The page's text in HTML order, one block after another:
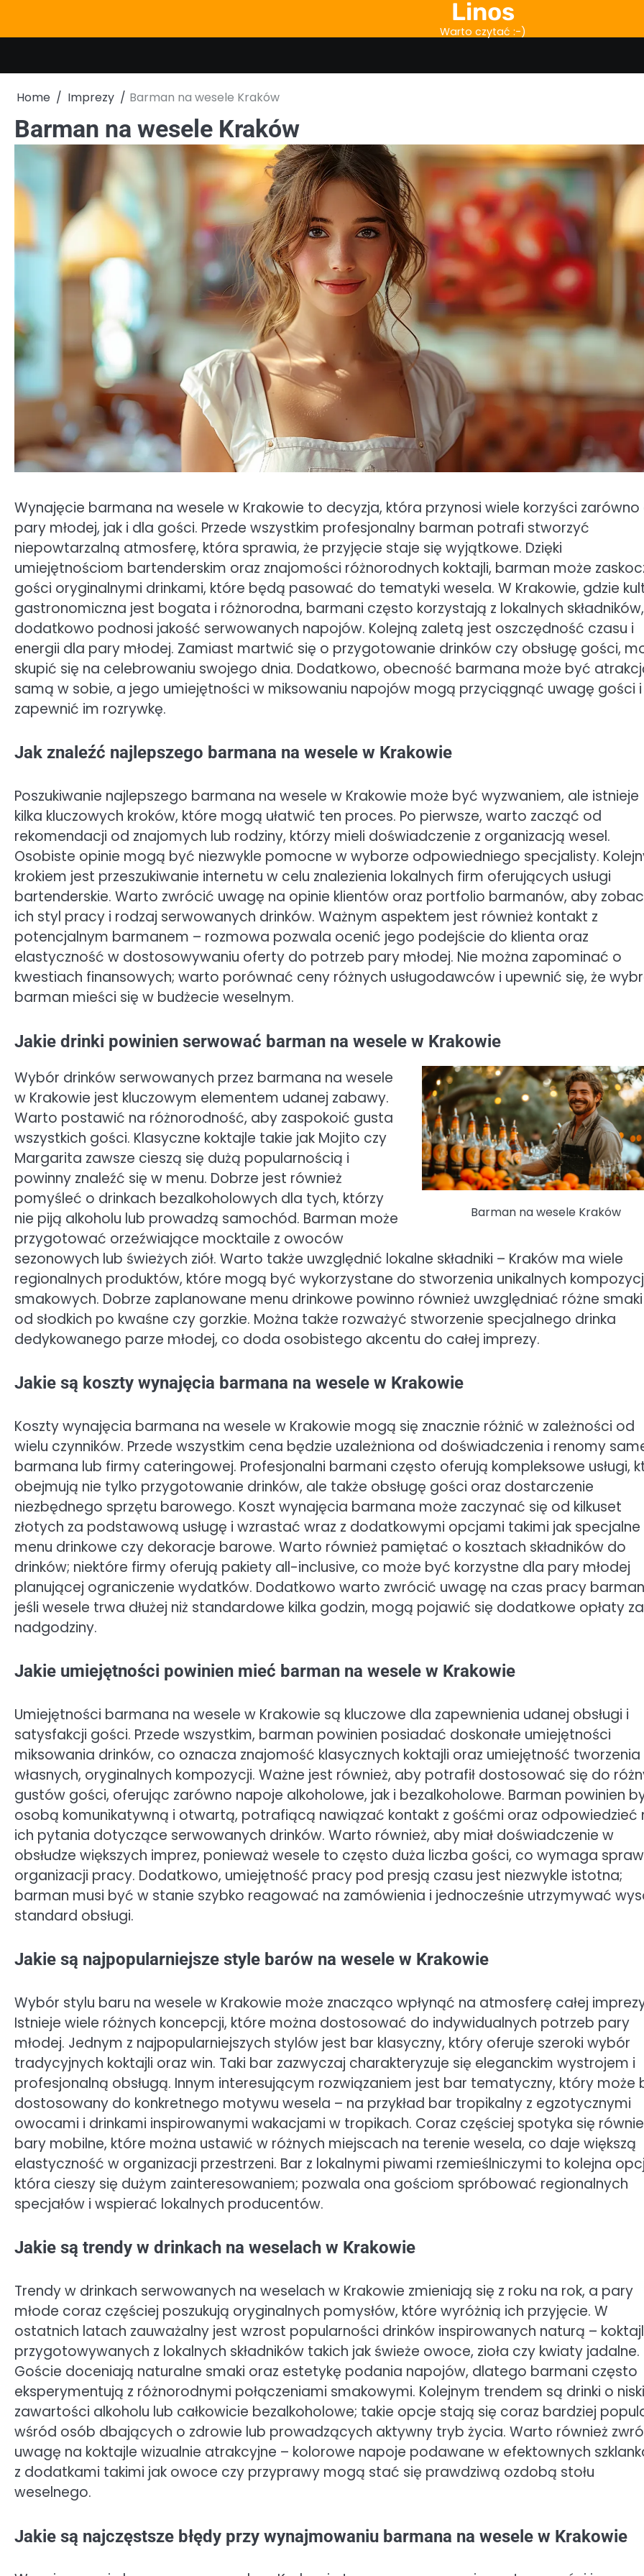
content
Linos
Warto czytać :-)
Home Imprezy Barman na wesele Kraków
Barman na wesele Kraków
Wynajęcie barmana na wesele w Krakowie to decyzja, która przynosi wiele korzyści zarówno
pary młodej, jak i dla gości. Przede wszystkim profesjonalny barman potrafi stworzyć
niepowtarzalną atmosferę, która sprawia, że przyjęcie staje się wyjątkowe. Dzięki
umiejętnościom bartenderskim oraz znajomości różnorodnych koktajli, barman może
gości oryginalnymi drinkami, które będą pasować do tematyki wesela. W Krakowie, gdzie
gastronomiczna jest bogata i różnorodna, barmani często korzystają z lokalnych
dodatkowo podnosi jakość serwowanych napojów. Kolejną zaletą jest oszczędność czasu i
energii dla pary młodej. Zamiast martwić się o przygotowanie drinków czy obsługę gości,
skupić się na celebrowaniu swojego dnia. Dodatkowo, obecność barmana może być
samą w sobie, a jego umiejętności w miksowaniu napojów mogą przyciągnąć uwagę gości i
zapewnić im rozrywkę.
Jak znaleźć najlepszego barmana na wesele w Krakowie
Poszukiwanie najlepszego barmana na wesele w Krakowie może być wyzwaniem, ale istnieje
kilka kluczowych kroków, które mogą ułatwić ten proces. Po pierwsze, warto zacząć od
rekomendacji od znajomych lub rodziny, którzy mieli doświadczenie z organizacją wesel.
Osobiste opinie mogą być niezwykle pomocne w wyborze odpowiedniego specjalisty.
krokiem jest przeszukiwanie internetu w celu znalezienia lokalnych firm oferujących usługi
bartenderskie. Warto zwrócić uwagę na opinie klientów oraz portfolio barmanów, aby
ich styl pracy i rodzaj serwowanych drinków. Ważnym aspektem jest również kontakt z
potencjalnym barmanem – rozmowa pozwala ocenić jego podejście do klienta oraz
elastyczność w dostosowywaniu oferty do potrzeb pary młodej. Nie można zapominać o
kwestiach finansowych; warto porównać ceny różnych usługodawców i upewnić się, że
barman mieści się w budżecie weselnym.
Jakie drinki powinien serwować barman na wesele w Krakowie
Barman na wesele Kraków
Wybór drinków serwowanych przez barmana na wesele
w Krakowie jest kluczowym elementem udanej zabawy.
Warto postawić na różnorodność, aby zaspokoić gusta
wszystkich gości. Klasyczne koktajle takie jak Mojito czy
Margarita zawsze cieszą się dużą popularnością i
powinny znaleźć się w menu. Dobrze jest również
pomyśleć o drinkach bezalkoholowych dla tych, którzy
nie piją alkoholu lub prowadzą samochód. Barman może
przygotować orzeźwiające mocktaile z owoców
sezonowych lub świeżych ziół. Warto także uwzględnić lokalne składniki – Kraków ma wiele
regionalnych produktów, które mogą być wykorzystane do stworzenia unikalnych
smakowych. Dobrze zaplanowane menu drinkowe powinno również uwzględniać różne
od słodkich po kwaśne czy gorzkie. Można także rozważyć stworzenie specjalnego drinka
dedykowanego parze młodej, co doda osobistego akcentu do całej imprezy.
Jakie są koszty wynajęcia barmana na wesele w Krakowie
Koszty wynajęcia barmana na wesele w Krakowie mogą się znacznie różnić w zależności od
wielu czynników. Przede wszystkim cena będzie uzależniona od doświadczenia i renomy
barmana lub firmy cateringowej. Profesjonalni barmani często oferują kompleksowe usługi,
obejmują nie tylko przygotowanie drinków, ale także obsługę gości oraz dostarczenie
niezbędnego sprzętu barowego. Koszt wynajęcia barmana może zaczynać się od kilkuset
złotych za podstawową usługę i wzrastać wraz z dodatkowymi opcjami takimi jak specjalne
menu drinkowe czy dekoracje barowe. Warto również pamiętać o kosztach składników do
drinków; niektóre firmy oferują pakiety all-inclusive, co może być korzystne dla pary młodej
planującej ograniczenie wydatków. Dodatkowo warto zwrócić uwagę na czas pracy
jeśli wesele trwa dłużej niż standardowe kilka godzin, mogą pojawić się dodatkowe opłaty za
nadgodziny.
Jakie umiejętności powinien mieć barman na wesele w Krakowie
Umiejętności barmana na wesele w Krakowie są kluczowe dla zapewnienia udanej obsługi i
satysfakcji gości. Przede wszystkim, barman powinien posiadać doskonałe umiejętności
miksowania drinków, co oznacza znajomość klasycznych koktajli oraz umiejętność tworzenia
własnych, oryginalnych kompozycji. Ważne jest również, aby potrafił dostosować się do
gustów gości, oferując zarówno napoje alkoholowe, jak i bezalkoholowe. Barman powinien
osobą komunikatywną i otwartą, potrafiącą nawiązać kontakt z gośćmi oraz odpowiedzieć
ich pytania dotyczące serwowanych drinków. Warto również, aby miał doświadczenie w
obsłudze większych imprez, ponieważ wesele to często duża liczba gości, co wymaga
organizacji pracy. Dodatkowo, umiejętność pracy pod presją czasu jest niezwykle istotna;
barman musi być w stanie szybko reagować na zamówienia i jednocześnie utrzymywać
standard obsługi.
Jakie są najpopularniejsze style barów na wesele w Krakowie
Wybór stylu baru na wesele w Krakowie może znacząco wpłynąć na atmosferę całej
Istnieje wiele różnych koncepcji, które można dostosować do indywidualnych potrzeb pary
młodej. Jednym z najpopularniejszych stylów jest bar klasyczny, który oferuje szeroki wybór
tradycyjnych koktajli oraz win. Taki bar zazwyczaj charakteryzuje się eleganckim wystrojem i
profesjonalną obsługą. Innym interesującym rozwiązaniem jest bar tematyczny, który może
dostosowany do konkretnego motywu wesela – na przykład bar tropikalny z egzotycznymi
owocami i drinkami inspirowanymi wakacjami w tropikach. Coraz częściej spotyka się
bary mobilne, które można ustawić w różnych miejscach na terenie wesela, co daje większą
elastyczność w organizacji przestrzeni. Bar z lokalnymi piwami rzemieślniczymi to kolejna
która cieszy się dużym zainteresowaniem; pozwala ona gościom spróbować regionalnych
specjałów i wspierać lokalnych producentów.
Jakie są trendy w drinkach na weselach w Krakowie
Trendy w drinkach serwowanych na weselach w Krakowie zmieniają się z roku na rok, a pary
młode coraz częściej poszukują oryginalnych pomysłów, które wyróżnią ich przyjęcie. W
ostatnich latach zauważalny jest wzrost popularności drinków inspirowanych naturą –
przygotowywanych z lokalnych składników takich jak świeże owoce, zioła czy kwiaty jadalne.
Goście doceniają naturalne smaki oraz estetykę podania napojów, dlatego barmani często
eksperymentują z różnorodnymi połączeniami smakowymi. Kolejnym trendem są drinki o
zawartości alkoholu lub całkowicie bezalkoholowe; takie opcje stają się coraz bardziej
wśród osób dbających o zdrowie lub prowadzących aktywny tryb życia. Warto również
uwagę na koktajle wizualnie atrakcyjne – kolorowe napoje podawane w efektownych
z dodatkami takimi jak owoce czy przyprawy mogą stać się prawdziwą ozdobą stołu
weselnego.
Jakie są najczęstsze błędy przy wynajmowaniu barmana na wesele w Krakowie